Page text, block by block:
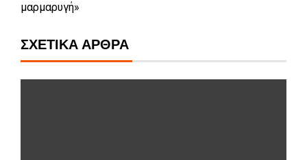
μαρμαρυγή»
ΣΧΕΤΙΚΆ ΆΡΘΡΑ